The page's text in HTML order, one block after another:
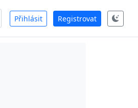
Přihlásit Registrovat